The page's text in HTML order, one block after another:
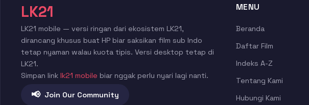
LK21
LK21 mobile — versi ringan dari ekosistem LK21,
dirancang khusus buat HP biar saksikan film sub Indo
tetap nyaman walau kuota tipis. Versi desktop tetap di
LK21.
Simpan link lk21 mobile biar nggak perlu nyari lagi nanti.
📢 Join Our Community
MENU
Beranda
Daftar Film
Indeks A-Z
Tentang Kami
Hubungi Kami